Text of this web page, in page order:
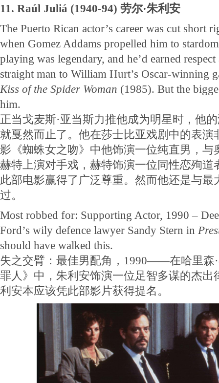
11. Raúl Juliá (1940-94) 劳尔·朱利安
The Puerto Rican actor’s career was cut short
when Gomez Addams propelled him to
playing was legendary, and he’d earned
straight man to William Hurt’s Oscar-winning
Kiss of the Spider Woman (1985). But the
him.
正当戈麦斯·亚当斯力推他成为明星时，他
就戛然而止了。他在莎士比亚戏剧中的表演
影《蜘蛛女之吻》中他饰演一位纯直男，与
赫特上演对手戏，赫特饰演一位同性恋殉道
此部电影赢得了广泛尊重。然而他还是与最
过。
Most robbed for: Supporting Actor, 1990 –
Ford’s wily defence lawyer Sandy Stern in
should have walked this.
失之交臂：最佳男配角，1990——在哈里森
罪人》中，朱利安饰演一位足智多谋的杰出
利安本应该凭此部影片获得提名。